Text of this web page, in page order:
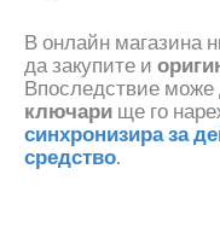
В онлайн магазина
да закупите и
Впоследствие може
ключари ще го
синхронизира за
средство.